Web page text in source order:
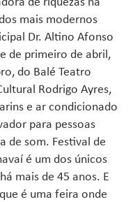
mais modernos
Dr. Altino Afonso
de primeiro de abril,
do Balé Teatro
Rodrigo Ayres,
e ar condicionado
para pessoas
de som. Festival de
é um dos únicos
mais de 45 anos. E
é uma feira onde